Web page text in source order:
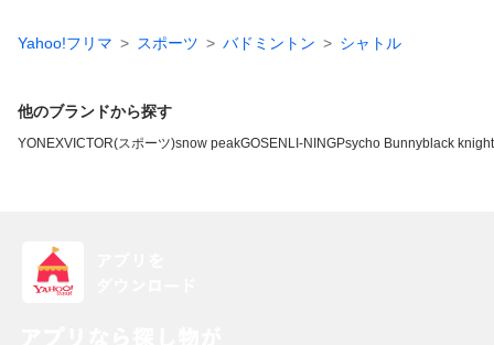
Yahoo!フリマ スポーツ バドミントン シャトル
他のブランドから探す
YONEXVICTOR(スポーツ)snow peakGOSEN LI-NINGPsycho Bunnyblack knight